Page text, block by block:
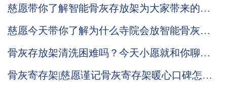
慈愿带你了解智能骨灰存放架为大家带来的方
慈愿今天带你了解为什么寺院会放智能骨灰存
骨灰存放架清洗困难吗？今天小愿就和你聊聊
骨灰寄存架|慈愿谨记骨灰寄存架暖心口碑怎么